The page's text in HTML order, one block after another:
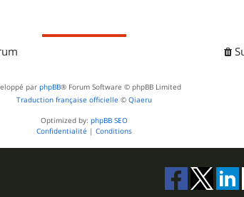
par phpBB® Forum Software © phpBB Limited
Traduction française officielle © Qiaeru
Optimized by: phpBB SEO
Confidentialité | Conditions